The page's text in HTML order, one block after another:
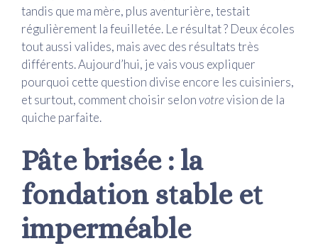
tandis que ma mère, plus aventurière, testait
régulièrement la feuilletée. Le résultat ? Deux écoles
tout aussi valides, mais avec des résultats très
différents. Aujourd’hui, je vais vous expliquer
pourquoi cette question divise encore les cuisiniers,
et surtout, comment choisir selonvotrevision de la
quiche parfaite.
Pâte brisée : la
fondation stable et
imperméable